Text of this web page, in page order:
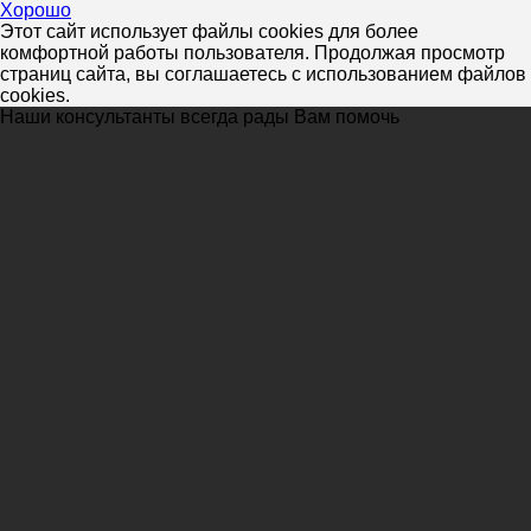
Хорошо
Этот сайт использует файлы cookies для более
комфортной работы пользователя. Продолжая просмотр
страниц сайта, вы соглашаетесь с использованием файлов
cookies.
Наши консультанты всегда рады Вам помочь